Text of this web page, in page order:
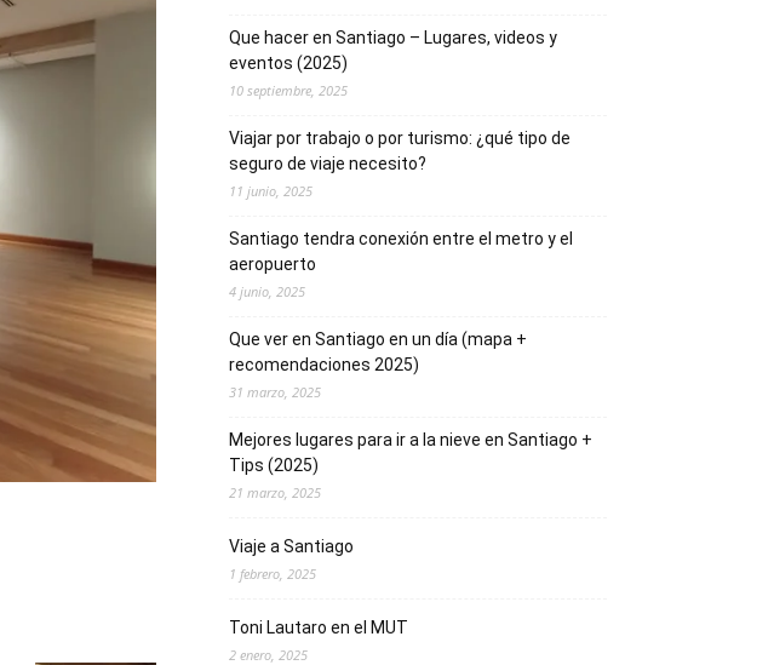
Que hacer en Santiago – Lugares, videos y
eventos (2025)
10 septiembre, 2025
Viajar por trabajo o por turismo: ¿qué tipo de
seguro de viaje necesito?
11 junio, 2025
Santiago tendra conexión entre el metro y el
aeropuerto
4 junio, 2025
Que ver en Santiago en un día (mapa +
recomendaciones 2025)
31 marzo, 2025
Mejores lugares para ir a la nieve en Santiago +
Tips (2025)
21 marzo, 2025
Viaje a Santiago
1 febrero, 2025
Toni Lautaro en el MUT
2 enero, 2025